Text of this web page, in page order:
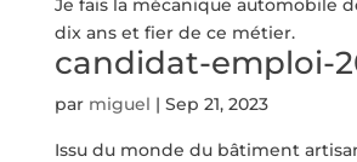
Je fais la mécanique automobile
dix ans et fier de ce métier.
candidat-emploi-
par miguel | Sep 21, 2023
Issu du monde du bâtiment